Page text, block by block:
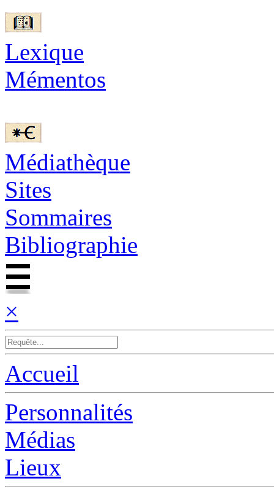
Lexique
Mémentos
Médiathèque
Sites
Sommaires
Bibliographie
×
Accueil
Personnalités
Médias
Lieux